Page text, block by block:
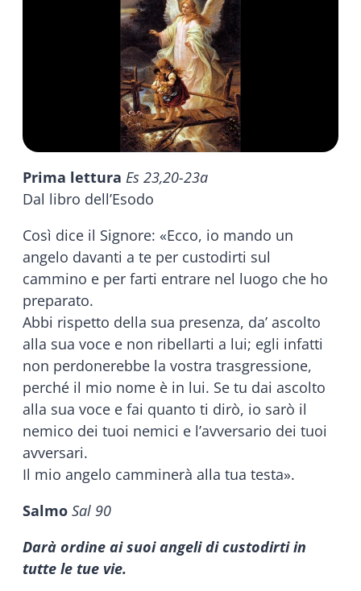
Prima lettura Es 23,20-23a
Dal libro dell’Esodo
Così dice il Signore: «Ecco, io mando un
angelo davanti a te per custodirti sul
cammino e per farti entrare nel luogo che ho
preparato.
Abbi rispetto della sua presenza, da’ ascolto
alla sua voce e non ribellarti a lui; egli infatti
non perdonerebbe la vostra trasgressione,
perché il mio nome è in lui. Se tu dai ascolto
alla sua voce e fai quanto ti dirò, io sarò il
nemico dei tuoi nemici e l’avversario dei tuoi
avversari.
Il mio angelo camminerà alla tua testa».
Salmo Sal 90
Darà ordine ai suoi angeli di custodirti in
tutte le tue vie.